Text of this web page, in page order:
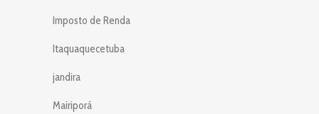
Imposto de Renda
Itaquaquecetuba
jandira
Mairiporá